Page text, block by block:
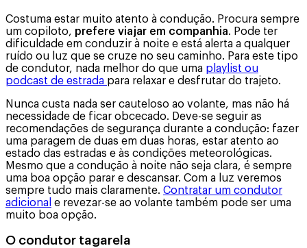
Costuma estar muito atento à condução. Procura sempre
um copiloto, prefere viajar em companhia. Pode ter
dificuldade em conduzir à noite e está alerta a qualquer
ruído ou luz que se cruze no seu caminho. Para este tipo
de condutor, nada melhor do que uma playlist ou
podcast de estrada para relaxar e desfrutar do trajeto.
Nunca custa nada ser cauteloso ao volante, mas não há
necessidade de ficar obcecado. Deve-se seguir as
recomendações de segurança durante a condução: fazer
uma paragem de duas em duas horas, estar atento ao
estado das estradas e às condições meteorológicas.
Mesmo que a condução à noite não seja clara, é sempre
uma boa opção parar e descansar. Com a luz veremos
sempre tudo mais claramente. Contratar um condutor
adicional e revezar-se ao volante também pode ser uma
muito boa opção.
O condutor tagarela